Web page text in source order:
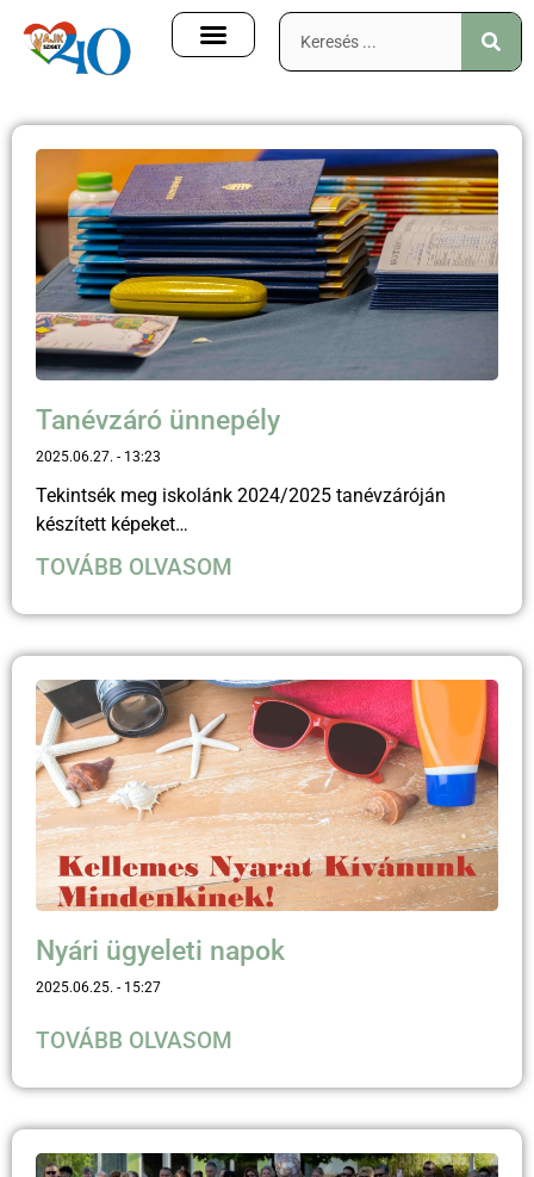
Tanévzáró ünnepély
2025.06.27. 13:23
Tekintsék meg iskolánk 2024/2025 tanévzáróján
készített képeket…
TOVÁBB OLVASOM
Nyári ügyeleti napok
2025.06.25. 15:27
TOVÁBB OLVASOM